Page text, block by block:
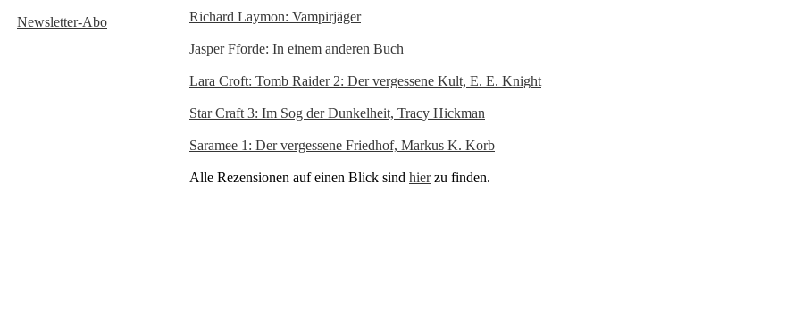
Newsletter-Abo Richard Laymon: Vampirjäger
Jasper Fforde: In einem anderen Buch
Lara Croft: Tomb Raider 2: Der vergessene Kult, E. E. Knight
Star Craft 3: Im Sog der Dunkelheit, Tracy Hickman
Saramee 1: Der vergessene Friedhof, Markus K. Korb
Alle Rezensionen auf einen Blick sind hierzu finden.